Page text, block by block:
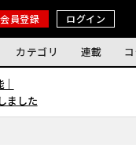
会員登録 ログイン
カテゴリ 連載
ました